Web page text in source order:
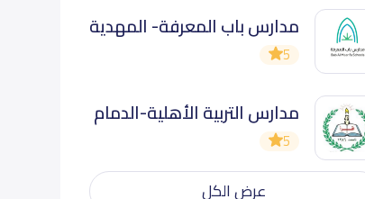
مدارس باب المعرفة- المهدية
5
مدارس التربية الأهلية-الدمام
5
عرض الكل